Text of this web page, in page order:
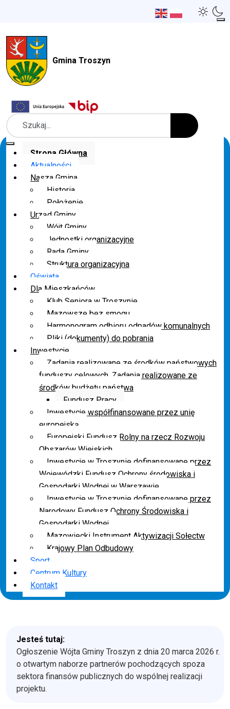
Gmina Troszyn
Szukaj
Strona Główna
Aktualności
Nasza Gmina
Historia
Położenie
Urząd Gminy
Wójt Gminy
Jednostki organizacyjne
Rada Gminy
Struktura organizacyjna
Oświata
Dla Mieszkańców
Klub Seniora w Troszynie
Mazowsze bez smogu
Harmonogram odbioru odpadów komunalnych
Pliki (dokumenty) do pobrania
Inwestycje
Zadania realizowane ze środków państwowych
funduszy celowych. Zadania realizowane ze
środków budżetu państwa
Fundusz Pracy
Inwestycje współfinansowane przez unię
europejską
Europejski Fundusz Rolny na rzecz Rozwoju
Obszarów Wiejskich
Inwestycje w Troszynie dofinansowane przez
Wojewódzki Fundusz Ochrony środowiska i
Gospodarki Wodnej w Warszawie
Inwestycje w Troszynie dofinansowane przez
Narodowy Fundusz Ochrony Środowiska i
Gospodarki Wodnej
Mazowiecki Instrument Aktywizacji Sołectw
Krajowy Plan Odbudowy
Sport
Centrum Kultury
Kontakt
Jesteś tutaj:
Ogłoszenie Wójta Gminy Troszyn z dnia 20 marca 2026 r.
o otwartym naborze partnerów pochodzących spoza
sektora finansów publicznych do wspólnej realizacji
projektu.